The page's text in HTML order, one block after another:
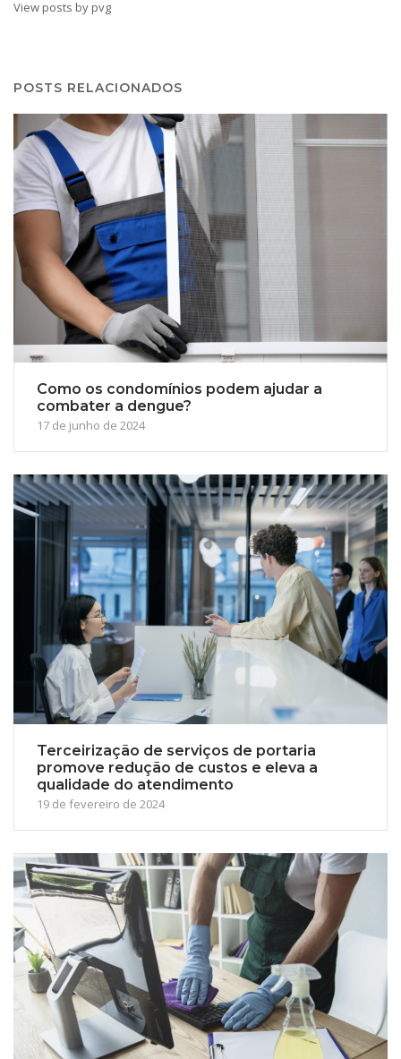
View posts by pvg
POSTS RELACIONADOS
Como os condomínios podem ajudar a
combater a dengue?
17 de junho de 2024
Terceirização de serviços de portaria
promove redução de custos e eleva a
qualidade do atendimento
19 de fevereiro de 2024